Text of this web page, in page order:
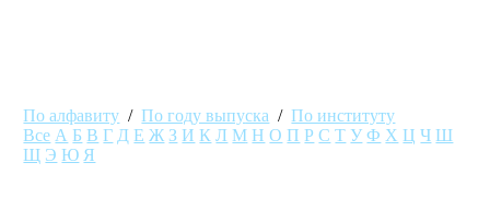
По алфавиту /По году выпуска /По институту
Все А Б В Г Д Е Ж З И К Л М Н О П Р С Т У Ф Х Ц Ч Ш
Щ Э Ю Я